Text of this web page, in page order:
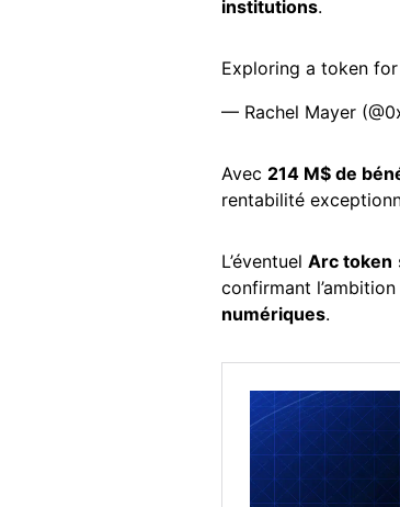
institutions.
Exploring a token
— Rachel Mayer
Avec 214 M$ de
rentabilité
L’éventuel Arc token
confirmant
numériques.